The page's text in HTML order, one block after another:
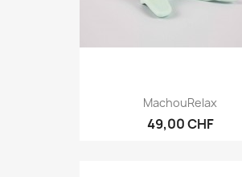
MachouRelax
49,00 CHF